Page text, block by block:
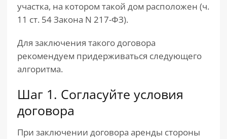
участка, на котором такой дом расположен (ч.
11 ст. 54 Закона N 217-ФЗ).
Для заключения такого договора
рекомендуем придерживаться следующего
алгоритма.
Шаг 1. Согласуйте условия
договора
При заключении договора аренды стороны